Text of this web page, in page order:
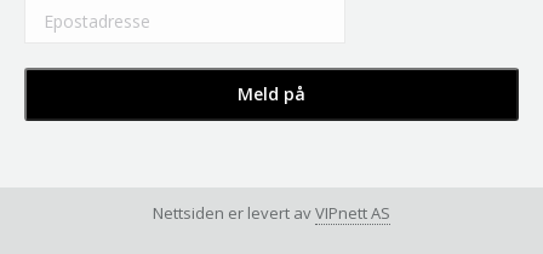
Nettsiden er levert avVIPnett AS